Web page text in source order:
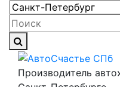
Производитель